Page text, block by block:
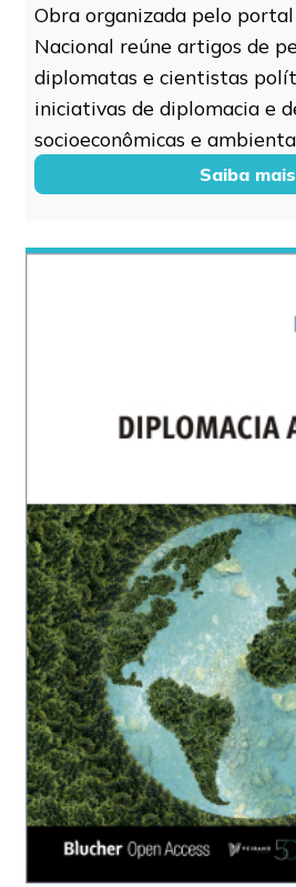
Obra organizada pelo
Nacional reúne artigos de
diplomatas e cientistas
iniciativas de diplomacia e
socioeconômicas e
Saiba mais